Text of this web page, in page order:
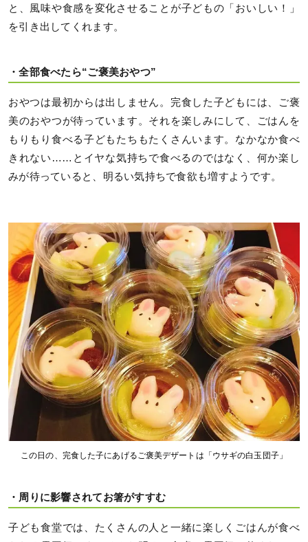
と、風味や食感を変化させることが子どもの「おいしい！」
を引き出してくれます。
・全部食べたら“ご褒美おやつ”
おやつは最初からは出しません。完食した子どもには、ご褒
美のおやつが待っています。それを楽しみにして、ごはんを
もりもり食べる子どもたちもたくさんいます。なかなか食べ
きれない……とイヤな気持ちで食べるのではなく、何か楽し
みが待っていると、明るい気持ちで食欲も増すようです。
この日の、完食した子にあげるご褒美デザートは「ウサギの白玉団子」
・周りに影響されてお箸がすすむ
子ども食堂では、たくさんの人と一緒に楽しくごはんが食べ